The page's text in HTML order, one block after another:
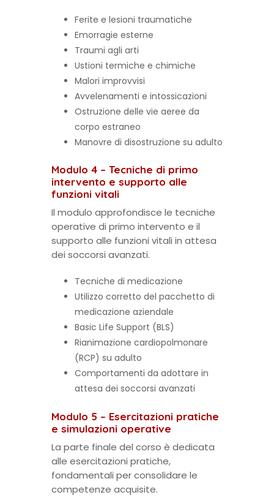
Ferite e lesioni traumatiche
Emorragie esterne
Traumi agli arti
Ustioni termiche e chimiche
Malori improvvisi
Avvelenamenti e intossicazioni
Ostruzione delle vie aeree da
corpo estraneo
Manovre di disostruzione su adulto
Modulo 4 – Tecniche di primo
intervento e supporto alle
funzioni vitali
Il modulo approfondisce le tecniche
operative di primo intervento e il
supporto alle funzioni vitali in attesa
dei soccorsi avanzati.
Tecniche di medicazione
Utilizzo corretto del pacchetto di
medicazione aziendale
Basic Life Support (BLS)
Rianimazione cardiopolmonare
(RCP) su adulto
Comportamenti da adottare in
attesa dei soccorsi avanzati
Modulo 5 – Esercitazioni pratiche
e simulazioni operative
La parte finale del corso è dedicata
alle esercitazioni pratiche,
fondamentali per consolidare le
competenze acquisite.